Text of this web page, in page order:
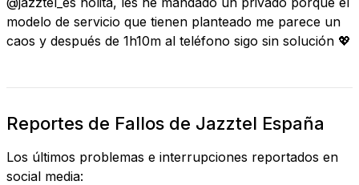
modelo de servicio que tienen planteado me parece un
caos y después de 1h10m al teléfono sigo sin solución 💖
Reportes de Fallos de Jazztel España
Los últimos problemas e interrupciones reportados en
social media: